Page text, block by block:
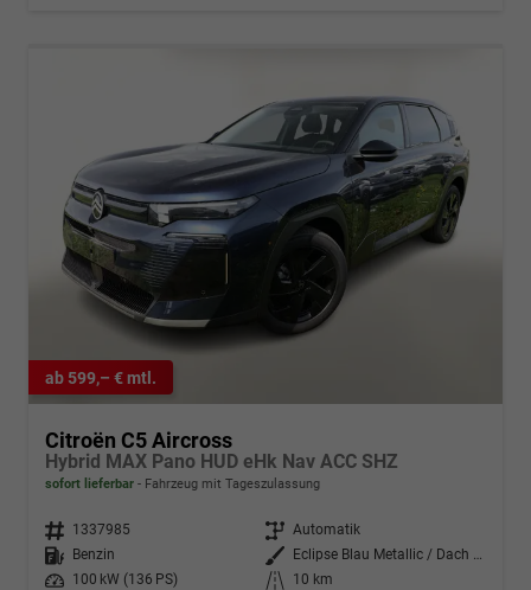
ab 599,– € mtl.
Citroën C5 Aircross
Hybrid MAX Pano HUD eHk Nav ACC SHZ
sofort lieferbar Fahrzeug mit Tageszulassung
Fahrzeugnr. 1337985 Getriebe Automatik
Kraftstoff
Benzin Außenfarbe
Eclipse Blau Metallic / Dach Sch
Leistung
100 kW (136 PS) Kilometerstand
10 km